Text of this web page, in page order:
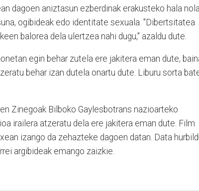
dagoen aniztasun ezberdinak erakusteko hala
ogibideak edo identitate sexuala. "Dibertsitatea
balorea dela ulertzea nahi dugu," azaldu dute.
egin behar zutela ere jakitera eman dute,
behar izan dutela onartu dute. Liburu sorta
Zinegoak Bilboko Gaylesbotrans nazioarteko
irailera atzeratu dela ere jakitera eman dute. Film
izango da zehazteke dagoen datan. Data
argibideak emango zaizkie.